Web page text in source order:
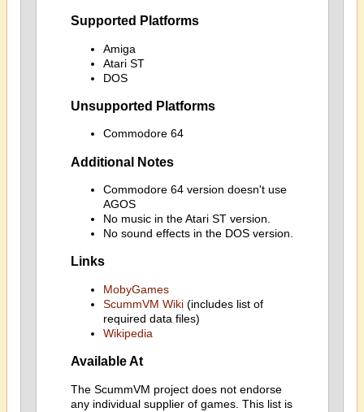
Supported Platforms
Amiga
Atari ST
DOS
Unsupported Platforms
Commodore 64
Additional Notes
Commodore 64 version doesn't use
AGOS
No music in the Atari ST version.
No sound effects in the DOS version.
Links
MobyGames
ScummVM Wiki(includes list of
required data files)
Wikipedia
Available At
The ScummVM project does not endorse
any individual supplier of games. This list is